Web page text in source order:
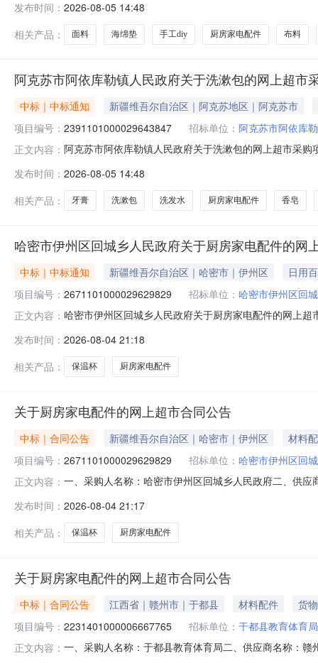
号:采购计划金额（元）:项目所在行政区划编码:653129
发布时间： 2026-08-05 14:48
相关产品：
面料 海绵垫 手工diy 厨房家电配件 布料
阿克苏市阿依库勒镇人民政府关于洗漱包的网上超市
中标｜中标通知
新疆维吾尔自治区｜阿克苏地区｜阿克苏市
项目编号： 2391101000029643847 招标单位： 阿克苏市阿依库
正文内容： 阿克苏市阿依库勒镇人民政府关于洗漱包的网上超市采
额（元）:项目所在行政区划编码:652901项目所在行政
发布时间： 2026-08-05 14:48
相关产品：
牙膏 洗漱包 洗发水 厨房家电配件 香皂
哈密市伊州区回城乡人民政府关于厨房家电配件的网
中标｜中标通知 新疆维吾尔自治区｜哈密市｜伊州区
日用
项目编号： 2671101000029629829 招标单位： 哈密市伊州区回
正文内容： 哈密市伊州区回城乡人民政府关于厨房家电配件的网上
购计划金额（元）:项目所在行政区划编码:650502项目
发布时间： 2026-08-04 21:18
相关产品：
保温杯 厨房家电配件
关于厨房家电配件的网上超市合同公告
中标｜合同公告 新疆维吾尔自治区｜哈密市｜伊州区
材料
项目编号： 2671101000029629829 招标单位： 哈密市伊州区回
正文内容： 一、采购人名称：哈密市伊州区回城乡人民政府二、供
件涮烤一体火锅摩兰德/MITCMOLARDTKM8027个
发布时间： 2026-08-04 21:17
相关产品：
保温杯 厨房家电配件
关于厨房家电配件的网上超市合同公告
中标｜合同公告 江西省｜赣州市｜于都县 材料配件
货物
项目编号： 2231401000006667765 招标单位： 于都县教育体育局
正文内容： 一、采购人名称：于都县教育体育局二、供应商名称：